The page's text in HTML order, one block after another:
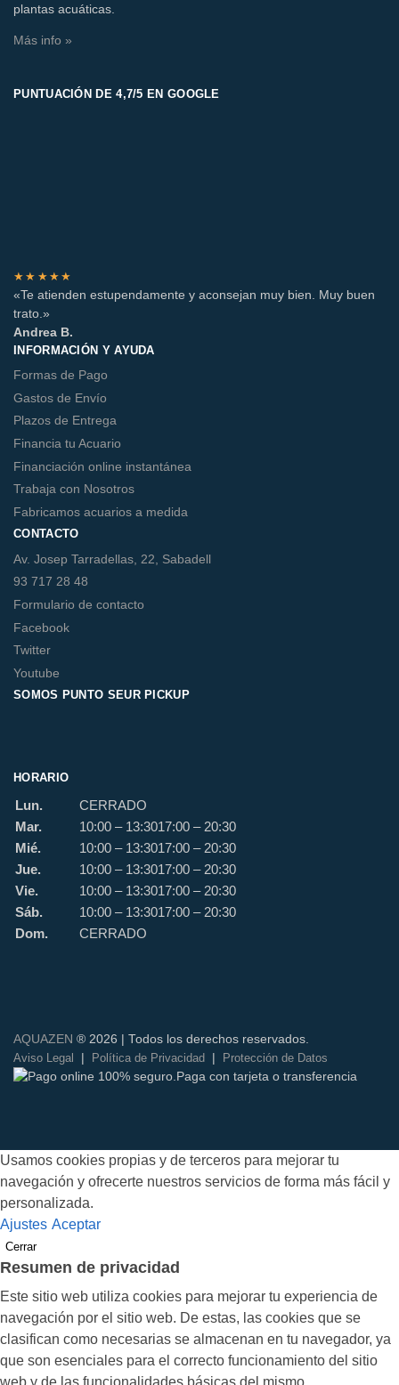
plantas acuáticas.
Más info »
PUNTUACIÓN DE 4,7/5 EN GOOGLE
★★★★★
«Te atienden estupendamente y aconsejan muy bien. Muy buen
trato.»
Andrea B.
INFORMACIÓN Y AYUDA
Formas de Pago
Gastos de Envío
Plazos de Entrega
Financia tu Acuario
Financiación online instantánea
Trabaja con Nosotros
Fabricamos acuarios a medida
CONTACTO
Av. Josep Tarradellas, 22, Sabadell
93 717 28 48
Formulario de contacto
Facebook
Twitter
Youtube
SOMOS PUNTO SEUR PICKUP
HORARIO
Lun.
CERRADO
Mar.
10:00 – 13:3017:00 – 20:30
Mié.
10:00 – 13:3017:00 – 20:30
Jue.
10:00 – 13:3017:00 – 20:30
Vie.
10:00 – 13:3017:00 – 20:30
Sáb.
10:00 – 13:3017:00 – 20:30
Dom.
CERRADO
AQUAZEN ® 2026 | Todos los derechos reservados.
Aviso Legal
| Política de Privacidad | Protección de Datos
Usamos cookies propias y de terceros para mejorar tu
navegación y ofrecerte nuestros servicios de forma más fácil y
personalizada.
Ajustes Aceptar
Cerrar
Resumen de privacidad
Este sitio web utiliza cookies para mejorar tu experiencia de
navegación por el sitio web. De estas, las cookies que se
clasifican como necesarias se almacenan en tu navegador, ya
que son esenciales para el correcto funcionamiento del sitio